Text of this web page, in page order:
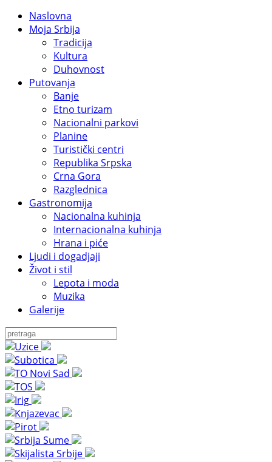
Naslovna
Moja Srbija
Tradicija
Kultura
Duhovnost
Putovanja
Banje
Etno turizam
Nacionalni parkovi
Planine
Turistički centri
Republika Srpska
Crna Gora
Razglednica
Gastronomija
Nacionalna kuhinja
Internacionalna kuhinja
Hrana i piće
Ljudi i dogadjaji
Život i stil
Lepota i moda
Muzika
Galerije